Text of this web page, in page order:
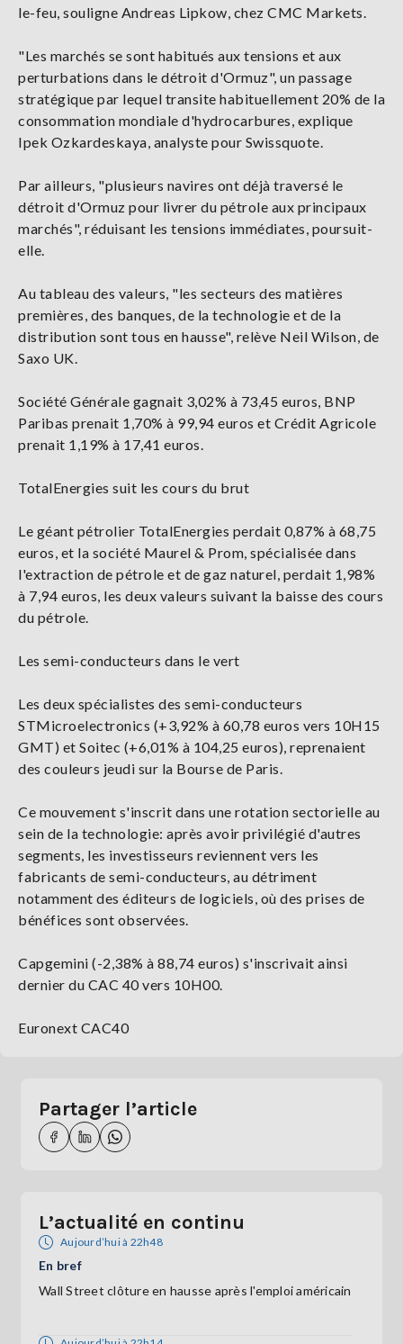
le-feu, souligne Andreas Lipkow, chez CMC Markets.
"Les marchés se sont habitués aux tensions et aux
perturbations dans le détroit d'Ormuz", un passage
stratégique par lequel transite habituellement 20% de la
consommation mondiale d'hydrocarbures, explique
Ipek Ozkardeskaya, analyste pour Swissquote.
Par ailleurs, "plusieurs navires ont déjà traversé le
détroit d'Ormuz pour livrer du pétrole aux principaux
marchés", réduisant les tensions immédiates, poursuit-
elle.
Au tableau des valeurs, "les secteurs des matières
premières, des banques, de la technologie et de la
distribution sont tous en hausse", relève Neil Wilson, de
Saxo UK.
Société Générale gagnait 3,02% à 73,45 euros, BNP
Paribas prenait 1,70% à 99,94 euros et Crédit Agricole
prenait 1,19% à 17,41 euros.
TotalEnergies suit les cours du brut
Le géant pétrolier TotalEnergies perdait 0,87% à 68,75
euros, et la société Maurel & Prom, spécialisée dans
l'extraction de pétrole et de gaz naturel, perdait 1,98%
à 7,94 euros, les deux valeurs suivant la baisse des cours
du pétrole.
Les semi-conducteurs dans le vert
Les deux spécialistes des semi-conducteurs
STMicroelectronics (+3,92% à 60,78 euros vers 10H15
GMT) et Soitec (+6,01% à 104,25 euros), reprenaient
des couleurs jeudi sur la Bourse de Paris.
Ce mouvement s'inscrit dans une rotation sectorielle au
sein de la technologie: après avoir privilégié d'autres
segments, les investisseurs reviennent vers les
fabricants de semi-conducteurs, au détriment
notamment des éditeurs de logiciels, où des prises de
bénéfices sont observées.
Capgemini (-2,38% à 88,74 euros) s'inscrivait ainsi
dernier du CAC 40 vers 10H00.
Euronext CAC40
Partager l’article
L’actualité en continu
Aujourd’hui à 22h48
En bref
Wall Street clôture en hausse après l'emploi américain